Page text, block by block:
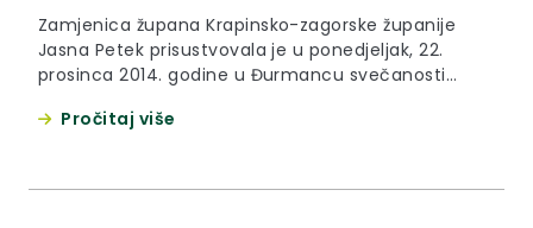
Zamjenica župana Krapinsko-zagorske županije
Jasna Petek prisustvovala je u ponedjeljak, 22.
prosinca 2014. godine u Đurmancu svečanosti
pomoć mentalno retardiranim osobama Krapina u
Pročitaj više